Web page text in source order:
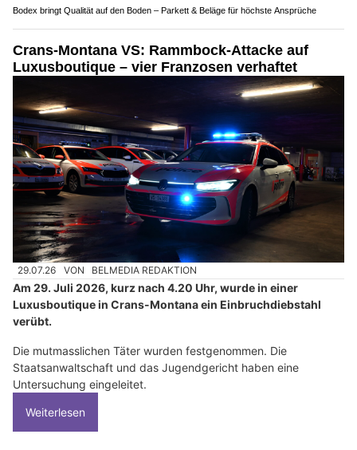
Bodex bringt Qualität auf den Boden – Parkett & Beläge für höchste Ansprüche
Crans-Montana VS: Rammbock-Attacke auf
Luxusboutique – vier Franzosen verhaftet
29.07.26 VON BELMEDIA REDAKTION
Am 29. Juli 2026, kurz nach 4.20 Uhr, wurde in einer
Luxusboutique in Crans-Montana ein Einbruchdiebstahl
verübt.
Die mutmasslichen Täter wurden festgenommen. Die
Staatsanwaltschaft und das Jugendgericht haben eine
Untersuchung eingeleitet.
Weiterlesen